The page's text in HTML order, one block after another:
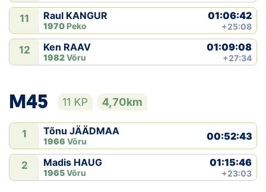
11 Raul KANGUR
1970 Peko
01:06:42
+25:08
12 Ken RAAV
1982Võru
01:09:08
+27:34
M45 11 KP 4,70km
1 Tõnu JÄÄDMAA
1966 Võru 00:52:43
2 Madis HAUG
1965Võru
01:15:46
+23:03